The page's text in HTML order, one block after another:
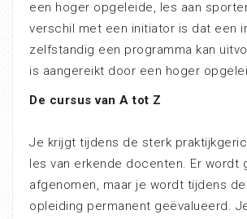
een hoger opgeleide, les aan
verschil met een initiator is dat een
zelfstandig een programma kan
is aangereikt door een hoger
De cursus van A tot Z
Je krijgt tijdens de sterk
les van erkende docenten. Er wordt
afgenomen, maar je wordt tijdens
opleiding permanent geëvalueerd.